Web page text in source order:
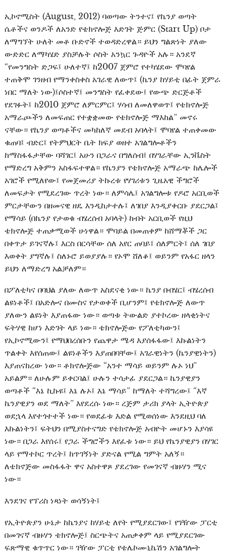
ኢኮኖሚስት (August, 2012) ባወጣው ትንተና፤ የኬንያ ወጣት
ሴቶችና ወንዶች ለአንድ የቴክኖሎጅ እድገት ጅምር (Start Up) ቦታ
ለማግኘት ሁለት መቶ ቡድኖች ተወዳድረዋል። ይህን ግልጽነት ያለው
ውድድር ለማካሄድ ያስቻሉት ሶስት አንኳር ጉዳዮች አሉ። አንደኛ
“የመንግስት ድጋፍ፤ ሁለተኛ፤ ከ2007 ጀምሮ የተካሄደው ሞባየል
ተጠቅሞ ገንዘብ የማንቀስቀስ አገራዊ ለውጥ፤ (ኬንያ ከሃይቲ በፊት ጀምራ
ነበር ማለት ነው)፤ሶስተኛ፤ መንግስት የፈቀደው፤ የውጭ ድርጅቶች
የደገፉት፤ ከ2010 ጀምሮ ለምርምር፤ ሃሳብ ለመለዋወጥ፤ የቴክኖሎጅ
አማራጮችን ለመፍጠር የተቋቋመው የቴክኖሎጅ ማእከል” መኖሩ
ናቸው። የኬንያ ወጣቶችና መካከለኛ መደብ አባላት፤ ሞባየል ተጠቀመው
ቁጠባ፤ ብድር፤ የትምህርት ቤት ክፍያ ወዘተ አገልግሎቶችን
ከማስፋፋታቸው ባሻገር፤ አሁን በጋራና በግለሰብ፤ በሃገራቸው ኢንቬስት
የማድረግ አቅምን አስፋፍተዋል። የኬንያን የቴክኖሎጅ አማራጭ ከሌሎች
አገሮች የሚለየው፤ የመጀመሪያ ትኩረቱ የሃገሪቱን ጊዜአዊ ችግሮች
ለመፍታት የሚደረገው ጥረት ነው። ለምሳሌ፤ አገልግሎቱ የዶሮ አርቢወች
ምርታቸውን በዘመናዊ ዘዴ እንዲከታተሉ፤ ለገበያ እንዲያቀርቡ ያደርጋል፤
የማሳይ (በኬንያ የታወቁ ብሄረሰብ አባላት) ከብት አርቢወች የዚህ
ቴክኖሎጅ ተጠቃሚወች ሁነዋል። ሞባይል በመጠቀም ከሸማቾች ጋር
በቀጥታ ይገናኛሉ፤ እርስ በርሳቸው ሰለ አየር ጠባይ፤ ሰለምርት፤ ሰለ ገበያ
እወቀት ያግኛሉ፤ ስለኑሮ ይወያያሉ። የኦሞ ሸለቆ፤ ወይንም የአፋር ዘላን
ይህን ለማድረግ አልቻለም።
በፖለቲካና በባህል ያለው ለውጥ አስደናቂ ነው። ኬንያ በብሄር፤ ብሄረሰብ
ልዩነቶች፤ በአድሎና በሙስና የታወቀች ቢሆንም፤ የቴክኖሎጅ ለውጥ
ያለውን ልዩነት እያጠፋው ነው። ወጣቱ ትውልድ ያተኮረው ዘላቂነትና
ፍትሃዊ ከሆነ እድገት ላይ ነው። ቴክኖሎጅው የፖለቲካውን፤
የኢኮኖሚውን፤ የማህበረሰቡን የጨዋታ ሜዳ እያሰፋፋው፤ እኩልነትን
ጥልቀት እየሰጠው፤ ልዩነቶችን እያጠበባቸው፤ አገራዊነትን (ኬንያዊነትን)
እያጠናከረው ነው። ቶክኖሎጅው “አንተ ማሳይ ወይንም ሉኦ ነህ”
አይልም። ለሁሉም ይቀርባል፤ ሁሉን ተሳታፊ ያደርጋል። ኬንያዊያን
ወጣቶች “እኔ ኪኩዩ፤ እኔ ሉኦ፤ እኔ ማሳይ” ከማለት ተሻግረው፤ “እኛ
ኬንያዊያን ወደ ማለት” እየደረሱ ነው። ረጅም ታሪክ ያላት ኢትዮጵያ
ወደኋላ እየተጎተተች ነው። የወደፊቱ እድል የሚወሰነው እንደዚህ ባለ
እኩልነትን፤ ፍትህን በሚያስተናግድ የቴክኖሎጅ አብዮት መሆኑን እያሳዩ
ነው። በጋራ እየሰሩ፤ የጋራ ችግሮችን እየፈቱ ነው። ይህ የኬንያዊያን በሃገር
ላይ የማተኮር ጥረት፤ ከጥገኝነት ያድናል የሚል ግምት አለኝ።
ለቴክኖጅው መስፋፋት ዋና አስተዋጾ ያደረገው የመገናኛ ብዙሃን ሚና
ነው።
እንደገና የፕሪስ ነጻነት ወሳኝነት፤
የኢትዮጵያን ሁኔታ ከኬንያና ከሃይቲ ለየት የሚያደርገው፤ የገዥው ፓርቲ
በመገናኛ ብዙሃን ቴክኖሎጅ፤ ስርጭትና አጠቃቀም ላይ የሚያደርገው
ፍጽማዊ ቁጥጥር ነው። ገዥው ፓርቲ የቴሌኮሙኒኬሽን አገልግሎት